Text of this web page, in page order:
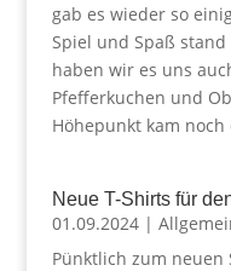
gab es wieder so
Spiel und Spaß
haben wir es uns
Pfefferkuchen und
Höhepunkt kam noch
Neue T-Shirts für
01.09.2024|
Pünktlich zum neuen